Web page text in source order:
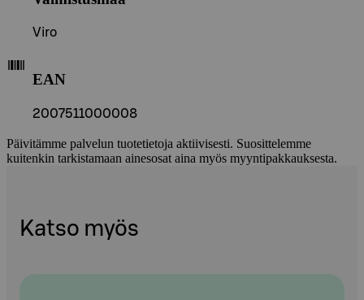
Viro
EAN
2007511000008
Päivitämme palvelun tuotetietoja aktiivisesti. Suosittelemme
kuitenkin tarkistamaan ainesosat aina myös myyntipakkauksesta.
Katso myös